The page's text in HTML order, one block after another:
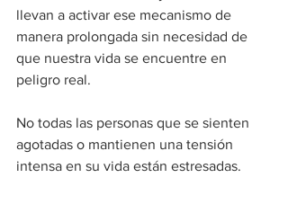
llevan a activar ese mecanismo de
manera prolongada sin necesidad de
que nuestra vida se encuentre en
peligro real.
No todas las personas que se sienten
agotadas o mantienen una tensión
intensa en su vida están estresadas.